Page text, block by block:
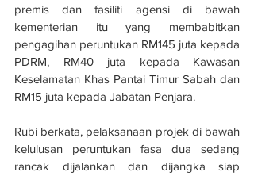
premis dan fasiliti agensi di bawah
kementerian itu yang membabitkan
pengagihan peruntukan RM145 juta kepada
PDRM, RM40 juta kepada Kawasan
Keselamatan Khas Pantai Timur Sabah dan
RM15 juta kepada Jabatan Penjara.
Rubi berkata, pelaksanaan projek di bawah
kelulusan peruntukan fasa dua sedang
rancak dijalankan dan dijangka siap